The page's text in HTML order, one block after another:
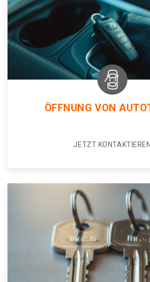
ÖFFNUNG VON
JETZT KONTAKTIEREN